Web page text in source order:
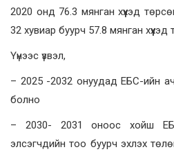
2020 онд 76.3 мянган хүүхэд
32 хувиар буурч 57.8 мянган хүүхэд
Үүнээс үзвэл,
– 2025 -2032 онуудад ЕБС-ийн
болно
– 2030- 2031 оноос хойш
элсэгчдийн тоо буурч эхлэх